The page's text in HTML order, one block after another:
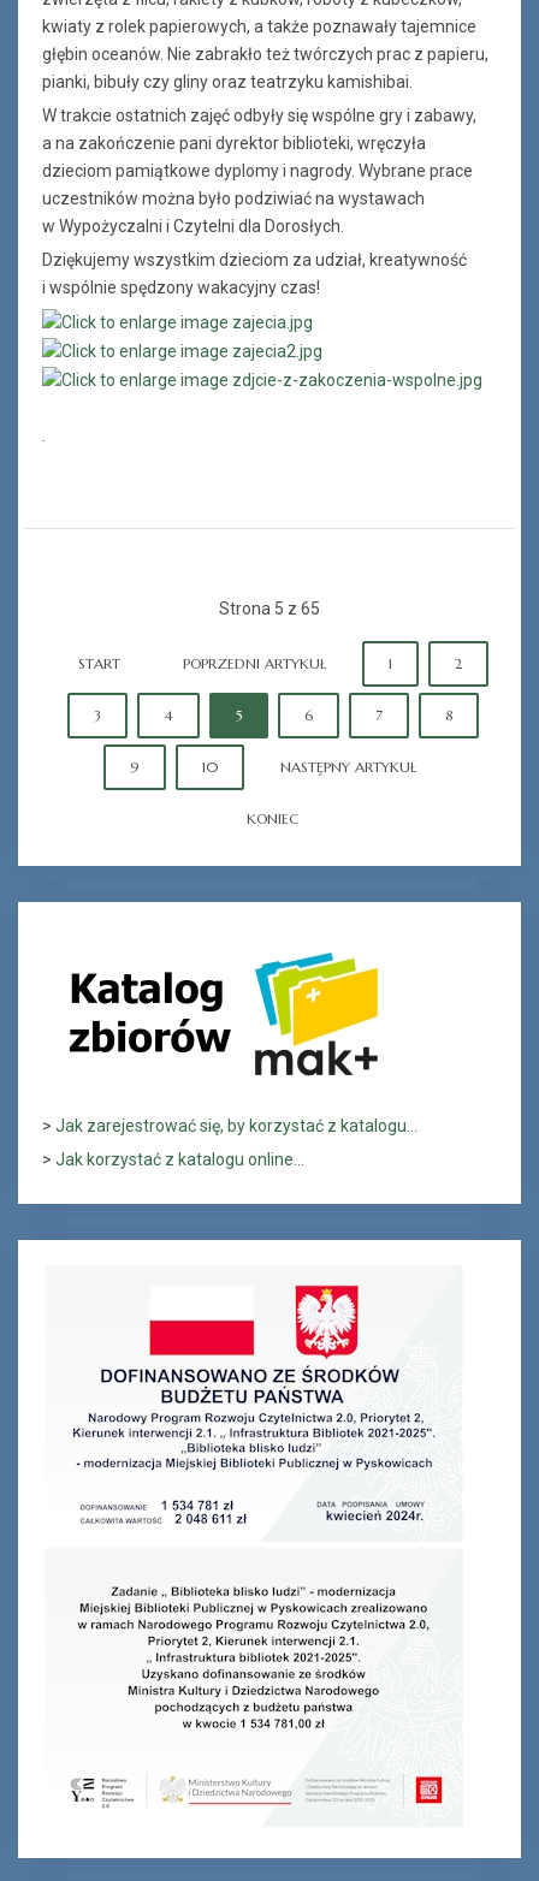
kwiaty z rolek papierowych, a także poznawały tajemnice
głębin oceanów. Nie zabrakło też twórczych prac z papieru,
pianki, bibuły czy gliny oraz teatrzyku kamishibai.
W trakcie ostatnich zajęć odbyły się wspólne gry i zabawy,
a na zakończenie pani dyrektor biblioteki, wręczyła
dzieciom pamiątkowe dyplomy i nagrody. Wybrane prace
uczestników można było podziwiać na wystawach
w Wypożyczalni i Czytelni dla Dorosłych.
Dziękujemy wszystkim dzieciom za udział, kreatywność
i wspólnie spędzony wakacyjny czas!
Strona 5 z 65
START POPRZEDNI ARTYKUŁ 1 2
3 4 5 6 7 8
9 10 NASTĘPNY ARTYKUŁ
KONIEC
> Jak zarejestrować się, by korzystać z katalogu...
> Jak korzystać z katalogu online...